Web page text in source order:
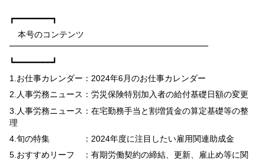
┏━━━━━━━━┓
本号のコンテンツ
━━━━━━━━━━━━━━━━━━━━━━━━
┗━━━━━━━━┛
1. お仕事カレンダー： 2024年6月のお仕事カレンダー
2.人事労務ニュース：労災保険特別加入者の給付基礎日額の変更
3. 人事労務ニュース：在宅勤務手当と割増賃金の算定基礎等の整
理
4. 旬の特集 ： 2024年度に注目したい雇用関連助成金
5. おすすめリーフ ：有期労働契約の締結、更新、雇止め等に関